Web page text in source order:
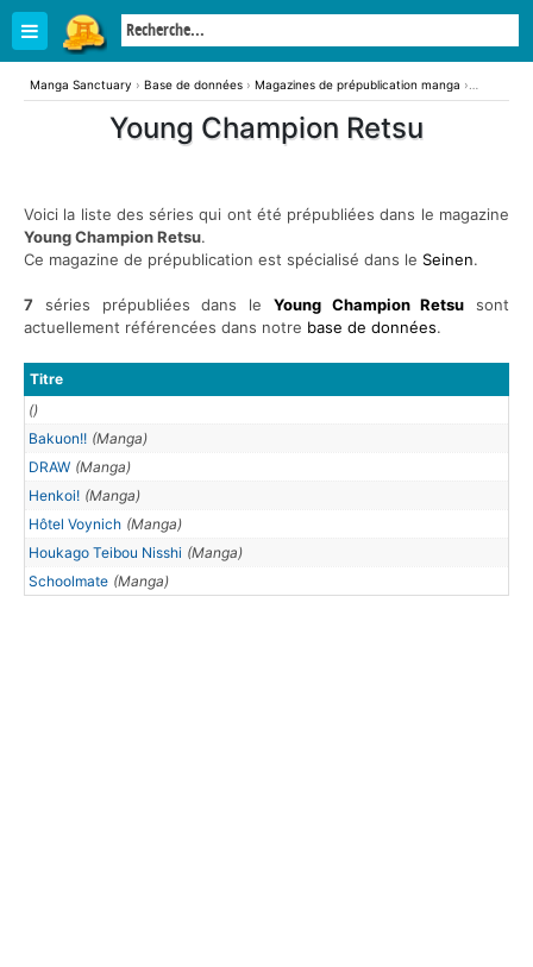
Manga Sanctuary › Base de données › Magazines de prépublication manga ›
Young Champion Retsu
Young Champion Retsu
Voici la liste des séries qui ont été prépubliées dans le magazine
Young Champion Retsu.
Ce magazine de prépublication est spécialisé dans le Seinen.
7 séries prépubliées dans le Young Champion Retsu sont
actuellement référencées dans notre base de données.
Titre
()
Bakuon!! (Manga)
DRAW (Manga)
Henkoi! (Manga)
Hôtel Voynich (Manga)
Houkago Teibou Nisshi (Manga)
Schoolmate (Manga)